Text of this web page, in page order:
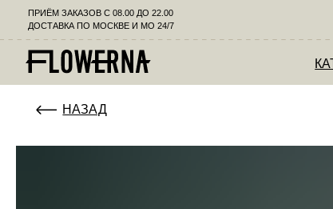
КАТАЛОГ
ПРИЁМ ЗАКАЗОВ С 08.00 ДО 22.00
ДОСТАВКА ПО МОСКВЕ И МО 24/7